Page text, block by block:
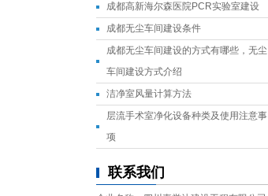
成都高新海尔森医院PCR实验室建设
成都无尘车间建设条件
成都无尘车间建设的方式有哪些，无尘
车间建设方式介绍
洁净室风量计算方法
层流手术室净化设备种类及使用注意事
项
联系我们